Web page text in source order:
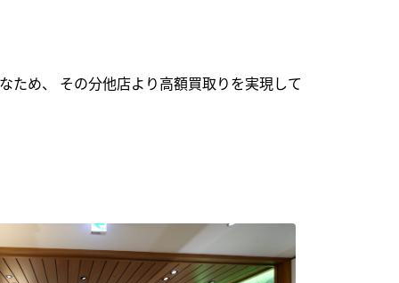
ため、 その分他店より高額買取りを実現して